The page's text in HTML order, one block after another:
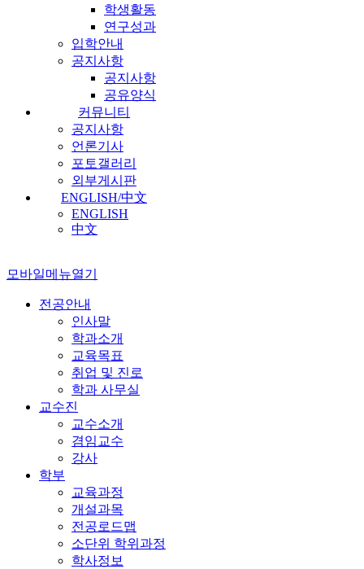
학생활동
연구성과
입학안내
공지사항
공지사항
공유양식
커뮤니티
공지사항
언론기사
포토갤러리
외부게시판
ENGLISH/中文
ENGLISH
中文
모바일메뉴열기
전공안내
인사말
학과소개
교육목표
취업 및 진로
학과 사무실
교수진
교수소개
겸임교수
강사
학부
교육과정
개설과목
전공로드맵
소단위 학위과정
학사정보